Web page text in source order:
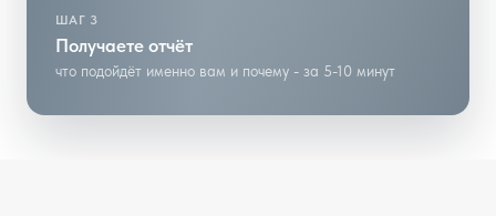
ШАГ 3
Получаете отчёт
что подойдёт именно вам и почему - за 5-10 минут